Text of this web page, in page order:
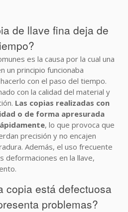
de llave fina deja de
es la causa por la cual una
un principio funcionaba
con el paso del tiempo.
con la calidad del material y
Las copias realizadas con
o de forma apresurada
, lo que provoca que
precisión y no encajen
Además, el uso frecuente
deformaciones en la llave,
copia está defectuosa
problemas?